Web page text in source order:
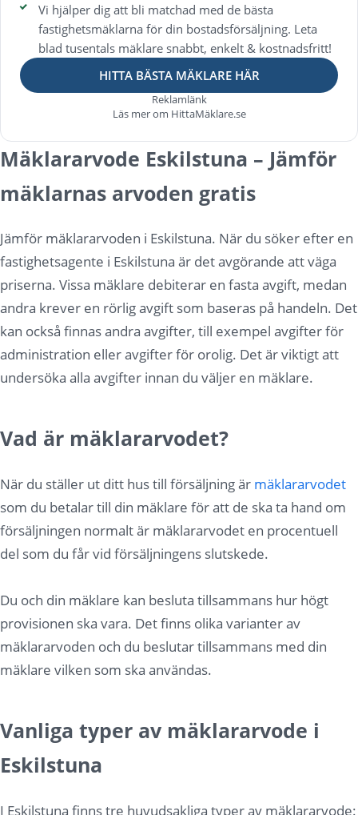
Vi hjälper dig att bli matchad med de bästa
fastighetsmäklarna för din bostadsförsäljning. Leta
blad tusentals mäklare snabbt, enkelt & kostnadsfritt!
HITTA BÄSTA MÄKLARE HÄR
Reklamlänk
Läs mer om HittaMäklare.se
Mäklararvode Eskilstuna – Jämför
mäklarnas arvoden gratis
Jämför mäklararvoden i Eskilstuna. När du söker efter en
fastighetsagente i Eskilstuna är det avgörande att väga
priserna. Vissa mäklare debiterar en fasta avgift, medan
andra krever en rörlig avgift som baseras på handeln. Det
kan också finnas andra avgifter, till exempel avgifter för
administration eller avgifter för orolig. Det är viktigt att
undersöka alla avgifter innan du väljer en mäklare.
Vad är mäklararvodet?
När du ställer ut ditt hus till försäljning är mäklararvodet
som du betalar till din mäklare för att de ska ta hand om
försäljningen normalt är mäklararvodet en procentuell
del som du får vid försäljningens slutskede.
Du och din mäklare kan besluta tillsammans hur högt
provisionen ska vara. Det finns olika varianter av
mäklararvoden och du beslutar tillsammans med din
mäklare vilken som ska användas.
Vanliga typer av mäklararvode i
Eskilstuna
I Eskilstuna finns tre huvudsakliga typer av mäklararvode: